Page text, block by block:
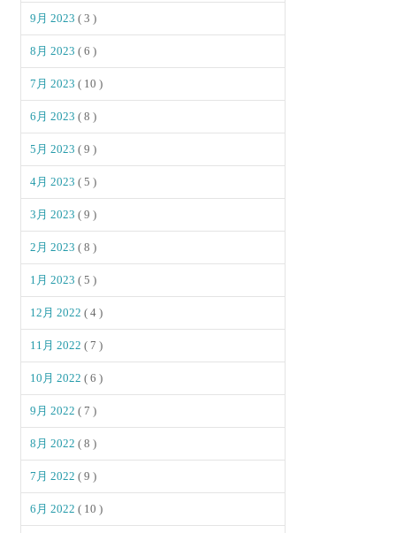
9月 2023( 3 )
8月 2023( 6 )
7月 2023( 10 )
6月 2023( 8 )
5月 2023( 9 )
4月 2023( 5 )
3月 2023( 9 )
2月 2023( 8 )
1月 2023( 5 )
12月 2022( 4 )
11月 2022( 7 )
10月 2022( 6 )
9月 2022( 7 )
8月 2022( 8 )
7月 2022( 9 )
6月 2022( 10 )